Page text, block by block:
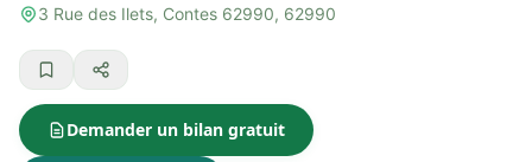
3 Rue des Ilets, Contes 62990, 62990
Demander un bilan gratuit